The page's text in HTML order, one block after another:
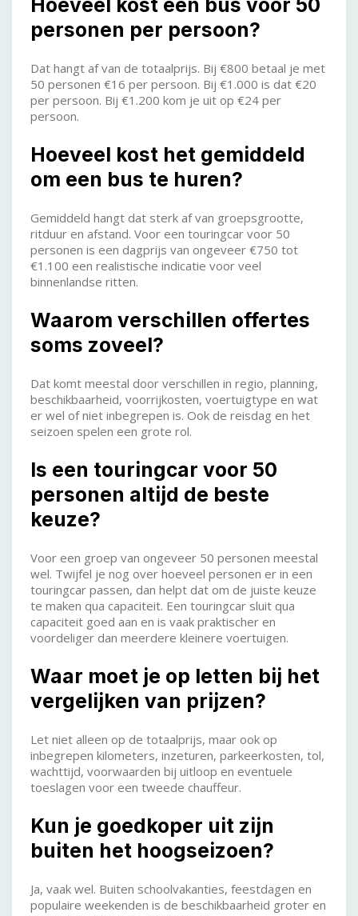
personen per persoon?
Dat hangt af van de totaalprijs. Bij €800 betaal je met
50 personen €16 per persoon. Bij €1.000 is dat €20
per persoon. Bij €1.200 kom je uit op €24 per
persoon.
Hoeveel kost het gemiddeld
om een bus te huren?
Gemiddeld hangt dat sterk af van groepsgrootte,
ritduur en afstand. Voor een touringcar voor 50
personen is een dagprijs van ongeveer €750 tot
€1.100 een realistische indicatie voor veel
binnenlandse ritten.
Waarom verschillen offertes
soms zoveel?
Dat komt meestal door verschillen in regio, planning,
beschikbaarheid, voorrijkosten, voertuigtype en wat
er wel of niet inbegrepen is. Ook de reisdag en het
seizoen spelen een grote rol.
Is een touringcar voor 50
personen altijd de beste
keuze?
Voor een groep van ongeveer 50 personen meestal
wel. Twijfel je nog over hoeveel personen er in een
touringcar passen, dan helpt dat om de juiste keuze
te maken qua capaciteit. Een touringcar sluit qua
capaciteit goed aan en is vaak praktischer en
voordeliger dan meerdere kleinere voertuigen.
Waar moet je op letten bij het
vergelijken van prijzen?
Let niet alleen op de totaalprijs, maar ook op
inbegrepen kilometers, inzeturen, parkeerkosten, tol,
wachttijd, voorwaarden bij uitloop en eventuele
toeslagen voor een tweede chauffeur.
Kun je goedkoper uit zijn
buiten het hoogseizoen?
Ja, vaak wel. Buiten schoolvakanties, feestdagen en
populaire weekenden is de beschikbaarheid groter en